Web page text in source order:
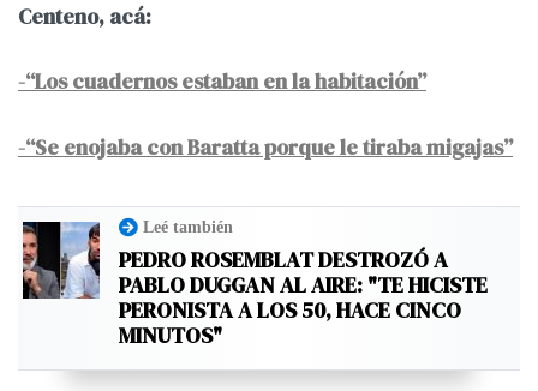
Centeno, acá:
-“Los cuadernos estaban en la habitación”
-“Se enojaba con Baratta porque le tiraba migajas”
Leé también
PEDRO ROSEMBLAT DESTROZÓ A
PABLO DUGGAN AL AIRE: "TE HICISTE
PERONISTA A LOS 50, HACE CINCO
MINUTOS"